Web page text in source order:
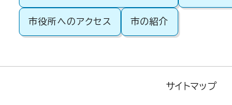
市役所へのアクセス 市の紹介
サイトマップ